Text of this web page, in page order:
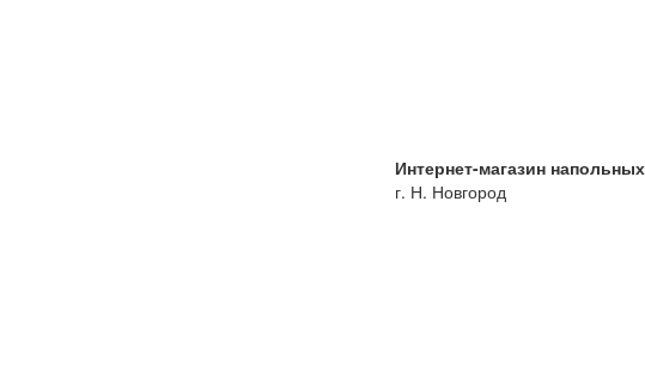
Интернет-магазин
г. Н. Новгород